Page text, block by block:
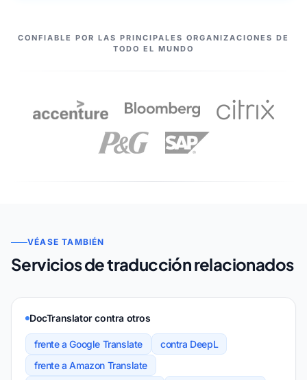
NUESTROS SOCIOS
CONFIABLE POR LAS PRINCIPALES ORGANIZACIONES DE
TODO EL MUNDO
VÉASE TAMBIÉN
Servicios de traducción relacionados
DocTranslator contra otros
frente a Google Translate
contra DeepL
frente a Amazon Translate